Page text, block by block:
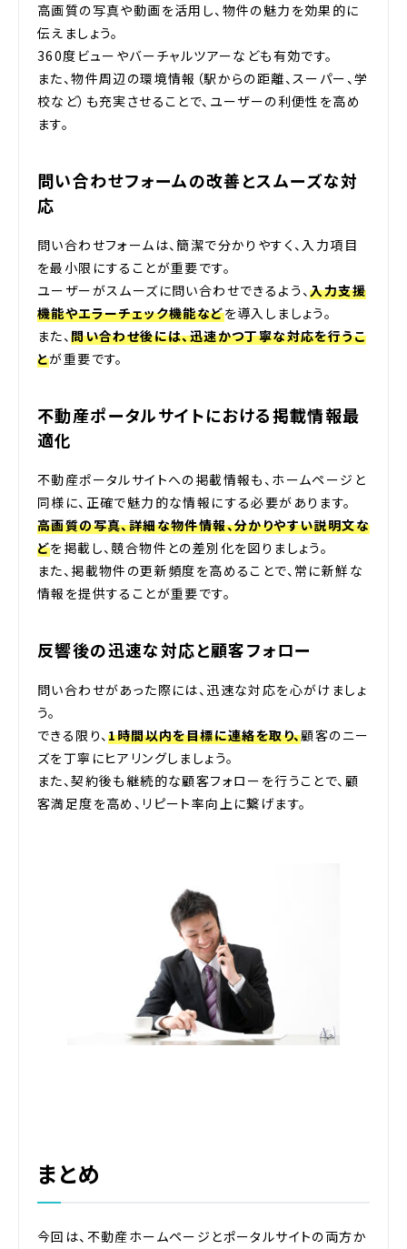
高画質の写真や動画を活用し、物件の魅力を効果的に
伝えましょう。
360度ビューやバーチャルツアーなども有効です。
また、物件周辺の環境情報（駅からの距離、スーパー、学
校など）も充実させることで、ユーザーの利便性を高め
ます。
問い合わせフォームの改善とスムーズな対
応
問い合わせフォームは、簡潔で分かりやすく、入力項目
を最小限にすることが重要です。
ユーザーがスムーズに問い合わせできるよう、入力支援
機能やエラーチェック機能などを導入しましょう。
また、問い合わせ後には、迅速かつ丁寧な対応を行うこ
とが重要です。
不動産ポータルサイトにおける掲載情報最
適化
不動産ポータルサイトへの掲載情報も、ホームページと
同様に、正確で魅力的な情報にする必要があります。
高画質の写真、詳細な物件情報、分かりやすい説明文な
どを掲載し、競合物件との差別化を図りましょう。
また、掲載物件の更新頻度を高めることで、常に新鮮な
情報を提供することが重要です。
反響後の迅速な対応と顧客フォロー
問い合わせがあった際には、迅速な対応を心がけましょ
う。
できる限り、1時間以内を目標に連絡を取り、顧客のニー
ズを丁寧にヒアリングしましょう。
また、契約後も継続的な顧客フォローを行うことで、顧
客満足度を高め、リピート率向上に繋げます。
まとめ
今回は、不動産ホームページとポータルサイトの両方か